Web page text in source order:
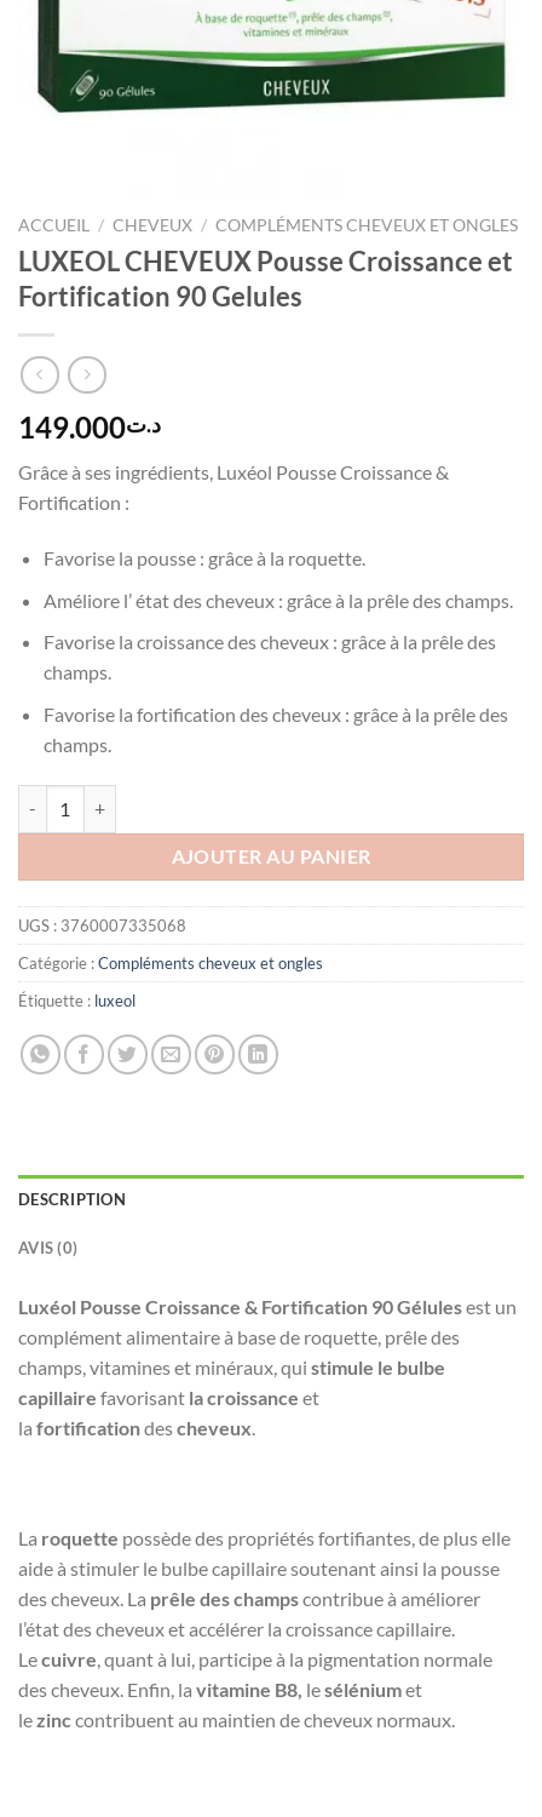
ACCUEIL / CHEVEUX / COMPLÉMENTS CHEVEUX ET ONGLES
LUXEOL CHEVEUX Pousse Croissance et
Fortification 90 Gelules
د.ت149.000
Grâce à ses ingrédients, Luxéol Pousse Croissance &
Fortification :
Favorise la pousse : grâce à la roquette.
Améliore l’ état des cheveux : grâce à la prêle des champs.
Favorise la croissance des cheveux : grâce à la prêle des
champs.
Favorise la fortification des cheveux : grâce à la prêle des
champs.
AJOUTER AU PANIER
UGS : 3760007335068
Catégorie :Compléments cheveux et ongles
Étiquette : luxeol
DESCRIPTION
AVIS (0)
Luxéol Pousse Croissance & Fortification 90 Gélulesest un
complément alimentaire à base de roquette, prêle des
champs, vitamines et minéraux, qui stimule le bulbe
capillaire favorisant la croissance et
la fortificationdescheveux
La roquette possède des propriétés fortifiantes, de plus elle
aide à stimuler le bulbe capillaire soutenant ainsi la pousse
des cheveux. La prêle des champscontribue à améliorer
l’état des cheveux et accélérer la croissance capillaire.
Lecuivre, quant à lui, participe à la pigmentation normale
des cheveux. Enfin, la vitamine B8, leséléniumet
lezinccontribuent au maintien de cheveux normaux.